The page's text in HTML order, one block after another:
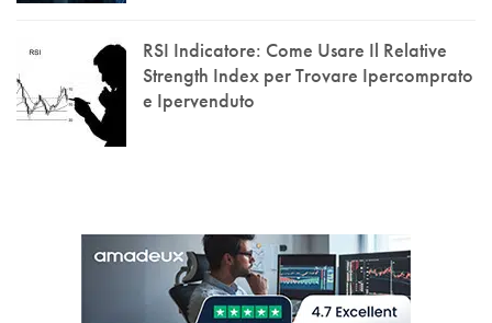
RSI Indicatore: Come Usare Il Relative
Strength Index per Trovare Ipercomprato
e Ipervenduto